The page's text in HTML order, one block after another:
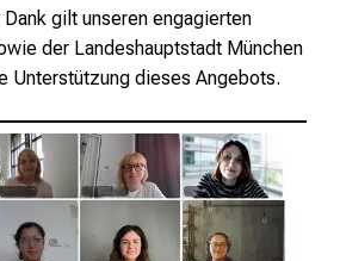
gilt unseren engagierten
der Landeshauptstadt München
Unterstützung dieses Angebots.